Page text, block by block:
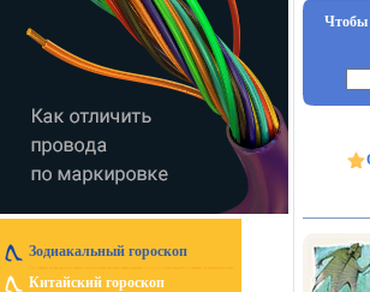
Зодиакальный гороскоп
Китайский гороскоп
Чтобы